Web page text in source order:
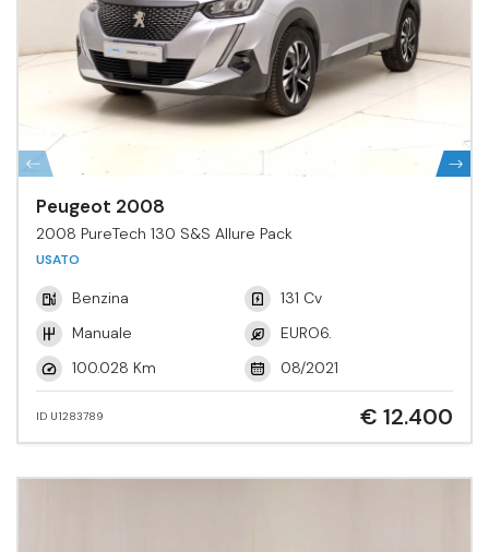
Peugeot 2008
2008 PureTech 130 S&S Allure Pack
USATO
Benzina
131 Cv
Manuale
EURO6.
100.028 Km
08/2021
ID U1283789 € 12.400